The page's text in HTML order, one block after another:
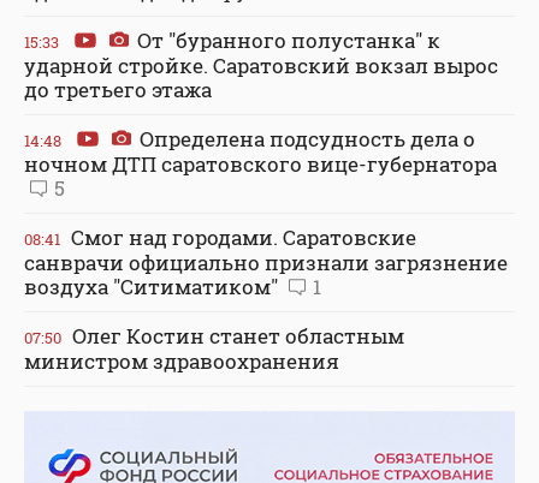
15:33
От "буранного полустанка" к
ударной стройке. Саратовский вокзал вырос
до третьего этажа
14:48
Определена подсудность дела о
ночном ДТП саратовского вице-губернатора
5
08:41 Смог над городами. Саратовские
санврачи официально признали загрязнение
воздуха "Ситиматиком"
1
07:50 Олег Костин станет областным
министром здравоохранения